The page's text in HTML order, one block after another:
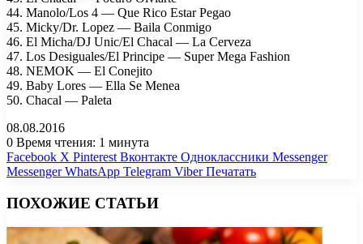
44. Manolo/Los 4 — Que Rico Estar Pegao
45. Micky/Dr. Lopez — Baila Conmigo
46. El Micha/DJ Unic/El Chacal — La Cerveza
47. Los Desiguales/El Principe — Super Mega Fashion
48. NEMOK — El Conejito
49. Baby Lores — Ella Se Menea
50. Chacal — Paleta
08.08.2016
0 Время чтения: 1 минута
Facebook X Pinterest Вконтакте Одноклассники Messenger
Messenger WhatsApp Telegram Viber Печатать
ПОХОЖИЕ СТАТЬИ